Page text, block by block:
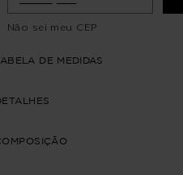
Não sei meu CEP
DE MEDIDAS